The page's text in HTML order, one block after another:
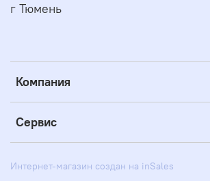
Компания
Сервис
г Тюмень
Интернет-магазин создан на inSales